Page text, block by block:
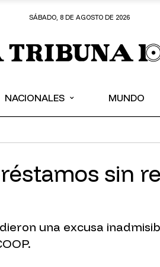
SÁBADO, 8 DE AGOSTO DE 2026
NACIONALES ⌄ MUNDO
sin
una excusa